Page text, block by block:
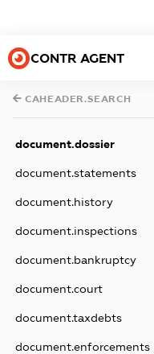
CONTR AGENT
CAHEADER.SEARCH
document.dossier
document.statements
document.history
document.inspections
document.bankruptcy
document.court
document.taxdebts
document.enforcements